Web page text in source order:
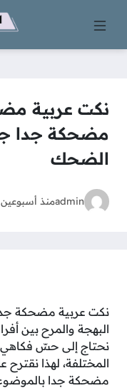
نكت عربية
مضحكة جدا
الضحك
adminمنذ أسبوعين
نكت عربية مضحكة
البهجة والمرح بين
نحتاج إلى حسّ فكاهي
المختلفة، لهذا
مضحكة جدا بالموضوع